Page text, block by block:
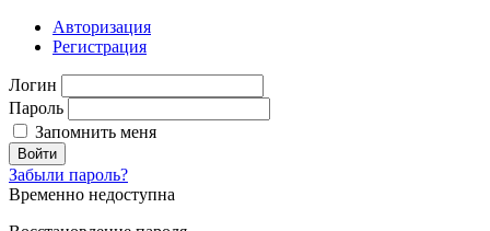
Авторизация
Регистрация
Логин
Пароль
Запомнить меня
Войти
Забыли пароль?
Временно недоступна